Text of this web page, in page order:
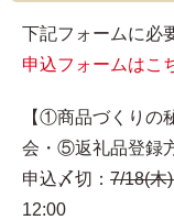
下記フォームに必
申込フォームはこ
【①商品づくりの
会・⑤返礼品登録
申込〆切： 7/18(
12:00